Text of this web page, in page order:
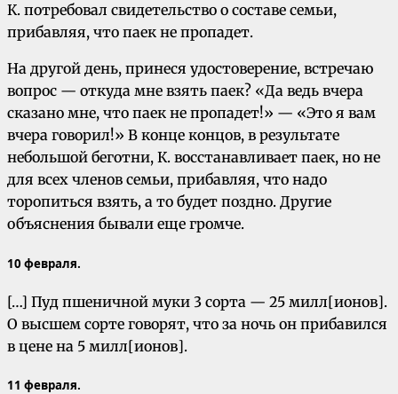
К. потребовал свидетельство о составе семьи,
прибавляя, что паек не пропадет.
На другой день, принеся удостоверение, встречаю
вопрос — откуда мне взять паек? «Да ведь вчера
сказано мне, что паек не пропадет!» — «Это я вам
вчера говорил!» В конце концов, в результате
небольшой беготни, К. восстанавливает паек, но не
для всех членов семьи, прибавляя, что надо
торопиться взять, а то будет поздно. Другие
объяснения бывали еще громче.
10 февраля.
[…] Пуд пшеничной муки 3 сорта — 25 милл[ионов].
О высшем сорте говорят, что за ночь он прибавился
в цене на 5 милл[ионов].
11 февраля.